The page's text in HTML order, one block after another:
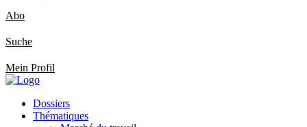
Abo
Suche
Mein Profil
Dossiers
Thématiques